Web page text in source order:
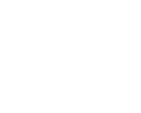
| МПК